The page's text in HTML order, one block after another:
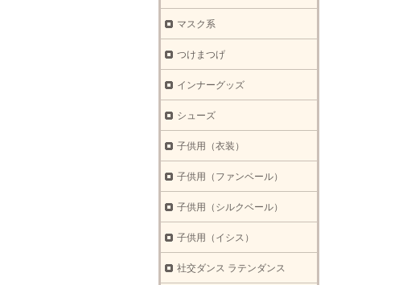
マスク系
つけまつげ
インナーグッズ
シューズ
子供用（衣装）
子供用（ファンベール）
子供用（シルクベール）
子供用（イシス）
社交ダンス ラテンダンス